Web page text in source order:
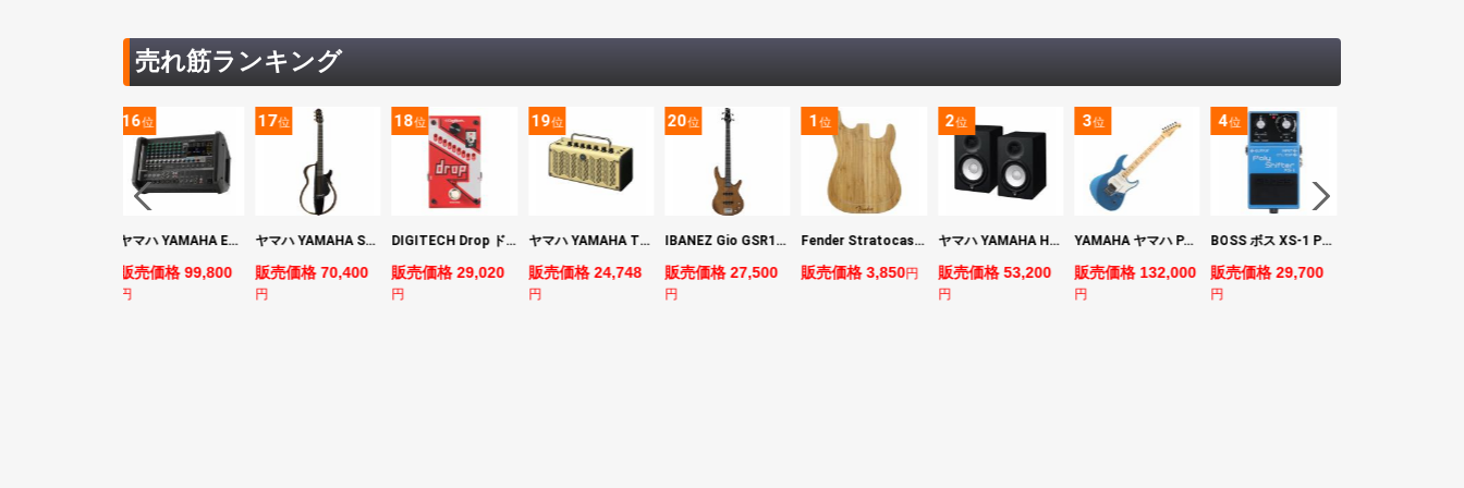
売れ筋ランキング
16位
ヤマハ YAMAHA EMX7 12ch パワードミキサー
販売価格 99,800
円
17位
ヤマハ YAMAHA SLG200S TBL サイレントギター
販売価格 70,400
円
18位
DIGITECH Drop ドロップ・リチューニング・エフェクト
販売価格 29,020
円
19位
ヤマハ YAMAHA THR5 コンパクトギターアンプ 小型アンプ
販売価格 24,748
円
20位
IBANEZ Gio GSR180-LBF エレキベース
販売価格 27,500
円
1位
Fender Stratocaster Cutting Board カッティングボード（まな板）
販売価格 3,850円
2位
ヤマハ YAMAHA HS7 パワードスタジオモニタースピーカー×2本
販売価格 53,200
円
3位
YAMAHA ヤマハ PACS+12M SB Pacifica Standard Plus パシフィカスタンダードプラス エレキギター
販売価格 132,000
円
4位
BOSS ボス XS-1 Poly Shifter ギターエフェクター ピッチシフター
販売価格 29,700
円